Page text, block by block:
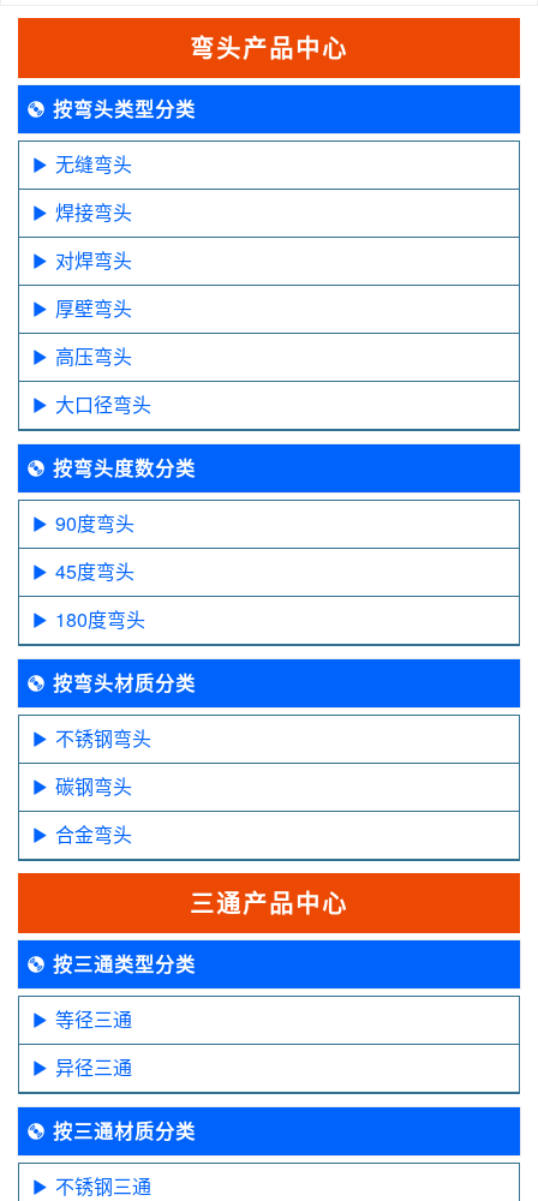
弯头产品中心
按弯头类型分类
无缝弯头
焊接弯头
对焊弯头
厚壁弯头
高压弯头
大口径弯头
按弯头度数分类
90度弯头
45度弯头
180度弯头
按弯头材质分类
不锈钢弯头
碳钢弯头
合金弯头
三通产品中心
按三通类型分类
等径三通
异径三通
按三通材质分类
不锈钢三通